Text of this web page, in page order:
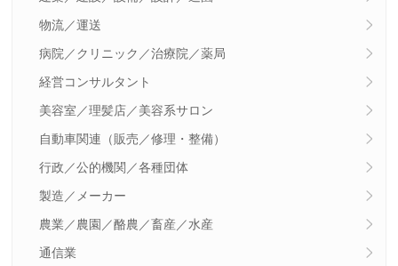
物流／運送
病院／クリニック／治療院／薬局
経営コンサルタント
美容室／理髪店／美容系サロン
自動車関連（販売／修理・整備）
行政／公的機関／各種団体
製造／メーカー
農業／農園／酪農／畜産／水産
通信業